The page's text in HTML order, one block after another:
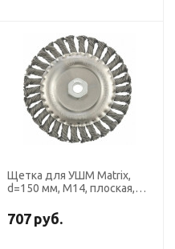
Щетка для УШМ Matrix,
d=150 мм, М14, плоская,
707 руб.